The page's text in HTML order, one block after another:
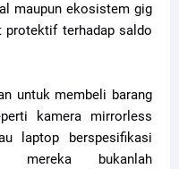
maupun ekosistem gig
protektif terhadap saldo
untuk membeli barang
kamera mirrorless
laptop berspesifikasi
mereka bukanlah